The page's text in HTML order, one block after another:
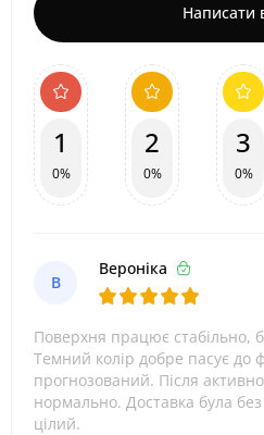
Написати
1
0%
2
0%
3
0%
В
Вероніка
Поверхня працює стабільно,
Темний колір добре пасує до
прогнозований. Після
нормально. Доставка була
цілий.